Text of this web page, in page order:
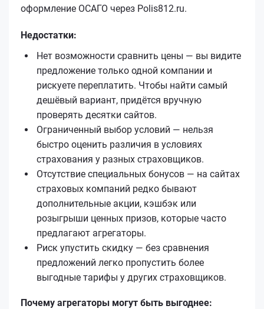
оформление ОСАГО через Polis812.ru.
Недостатки:
Нет возможности сравнить цены — вы видите
предложение только одной компании и
рискуете переплатить. Чтобы найти самый
дешёвый вариант, придётся вручную
проверять десятки сайтов.
Ограниченный выбор условий — нельзя
быстро оценить различия в условиях
страхования у разных страховщиков.
Отсутствие специальных бонусов — на сайтах
страховых компаний редко бывают
дополнительные акции, кэшбэк или
розыгрыши ценных призов, которые часто
предлагают агрегаторы.
Риск упустить скидку — без сравнения
предложений легко пропустить более
выгодные тарифы у других страховщиков.
Почему агрегаторы могут быть выгоднее: